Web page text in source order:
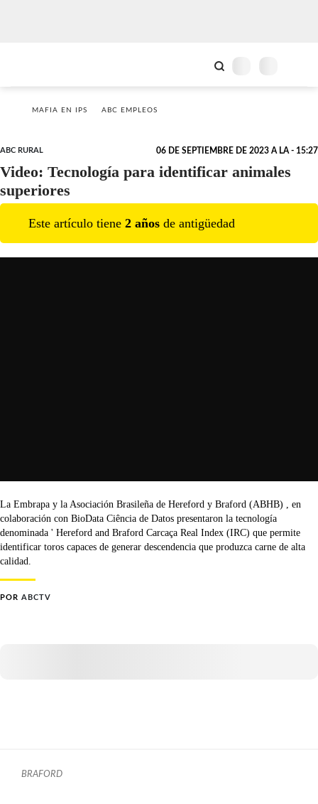
MAFIA EN IPS ABC EMPLEOS
ABC RURAL 06 DE SEPTIEMBRE DE 2023 A LA - 15:27
Video: Tecnología para identificar animales
superiores
Este artículo tiene 2 años de antigüedad
La Embrapa y la Asociación Brasileña de Hereford y Braford (ABHB) , en
colaboración con BioData Ciência de Datos presentaron la tecnología
denominada ' Hereford and Braford Carcaça Real Index (IRC) que permite
identificar toros capaces de generar descendencia que produzca carne de alta
calidad.
POR ABCTV
BRAFORD